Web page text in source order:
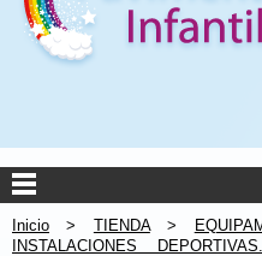
Inicio > TIENDA>
INSTALACIONES